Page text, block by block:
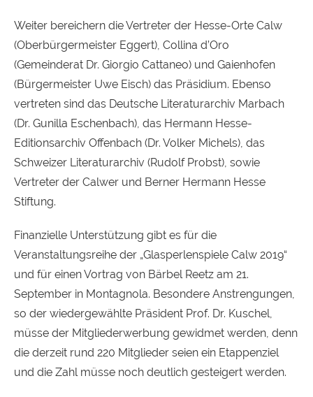
Weiter bereichern die Vertreter der Hesse-Orte Calw
(Oberbürgermeister Eggert), Collina d’Oro
(Gemeinderat Dr. Giorgio Cattaneo) und Gaienhofen
(Bürgermeister Uwe Eisch) das Präsidium. Ebenso
vertreten sind das Deutsche Literaturarchiv Marbach
(Dr. Gunilla Eschenbach), das Hermann Hesse-
Editionsarchiv Offenbach (Dr. Volker Michels), das
Schweizer Literaturarchiv (Rudolf Probst), sowie
Vertreter der Calwer und Berner Hermann Hesse
Stiftung.
Finanzielle Unterstützung gibt es für die
Veranstaltungsreihe der „Glasperlenspiele Calw 2019“
und für einen Vortrag von Bärbel Reetz am 21.
September in Montagnola. Besondere Anstrengungen,
so der wiedergewählte Präsident Prof. Dr. Kuschel,
müsse der Mitgliederwerbung gewidmet werden, denn
die derzeit rund 220 Mitglieder seien ein Etappenziel
und die Zahl müsse noch deutlich gesteigert werden.